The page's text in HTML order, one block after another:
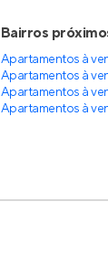
Bairros
Apartamentos à
Apartamentos à
Apartamentos à
Apartamentos à